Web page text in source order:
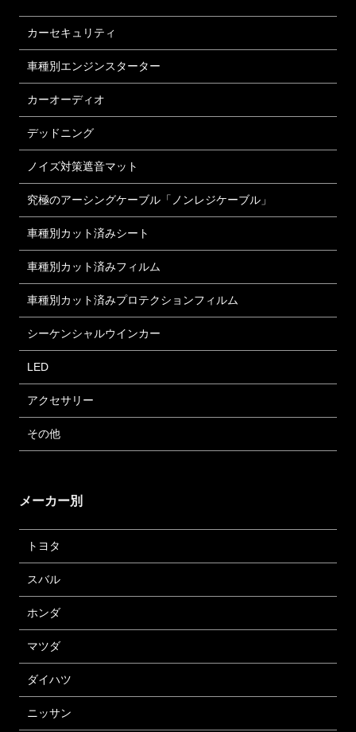
カーセキュリティ
車種別エンジンスターター
カーオーディオ
デッドニング
ノイズ対策遮音マット
究極のアーシングケーブル「ノンレジケーブル」
車種別カット済みシート
車種別カット済みフィルム
車種別カット済みプロテクションフィルム
シーケンシャルウインカー
LED
アクセサリー
その他
メーカー別
トヨタ
スバル
ホンダ
マツダ
ダイハツ
ニッサン